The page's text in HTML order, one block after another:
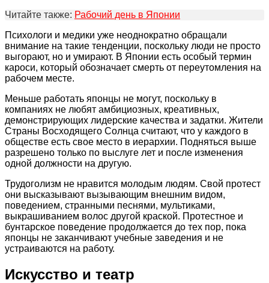
Читайте также: Рабочий день в Японии
Психологи и медики уже неоднократно обращали
внимание на такие тенденции, поскольку люди не просто
выгорают, но и умирают. В Японии есть особый термин
кароси, который обозначает смерть от переутомления на
рабочем месте.
Меньше работать японцы не могут, поскольку в
компаниях не любят амбициозных, креативных,
демонстрирующих лидерские качества и задатки. Жители
Страны Восходящего Солнца считают, что у каждого в
обществе есть свое место в иерархии. Подняться выше
разрешено только по выслуге лет и после изменения
одной должности на другую.
Трудоголизм не нравится молодым людям. Свой протест
они высказывают вызывающим внешним видом,
поведением, странными песнями, мультиками,
выкрашиванием волос другой краской. Протестное и
бунтарское поведение продолжается до тех пор, пока
японцы не заканчивают учебные заведения и не
устраиваются на работу.
Искусство и театр